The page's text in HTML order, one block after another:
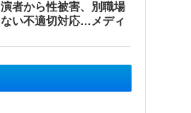
者から性被害、別職場
い不適切対応…メディ